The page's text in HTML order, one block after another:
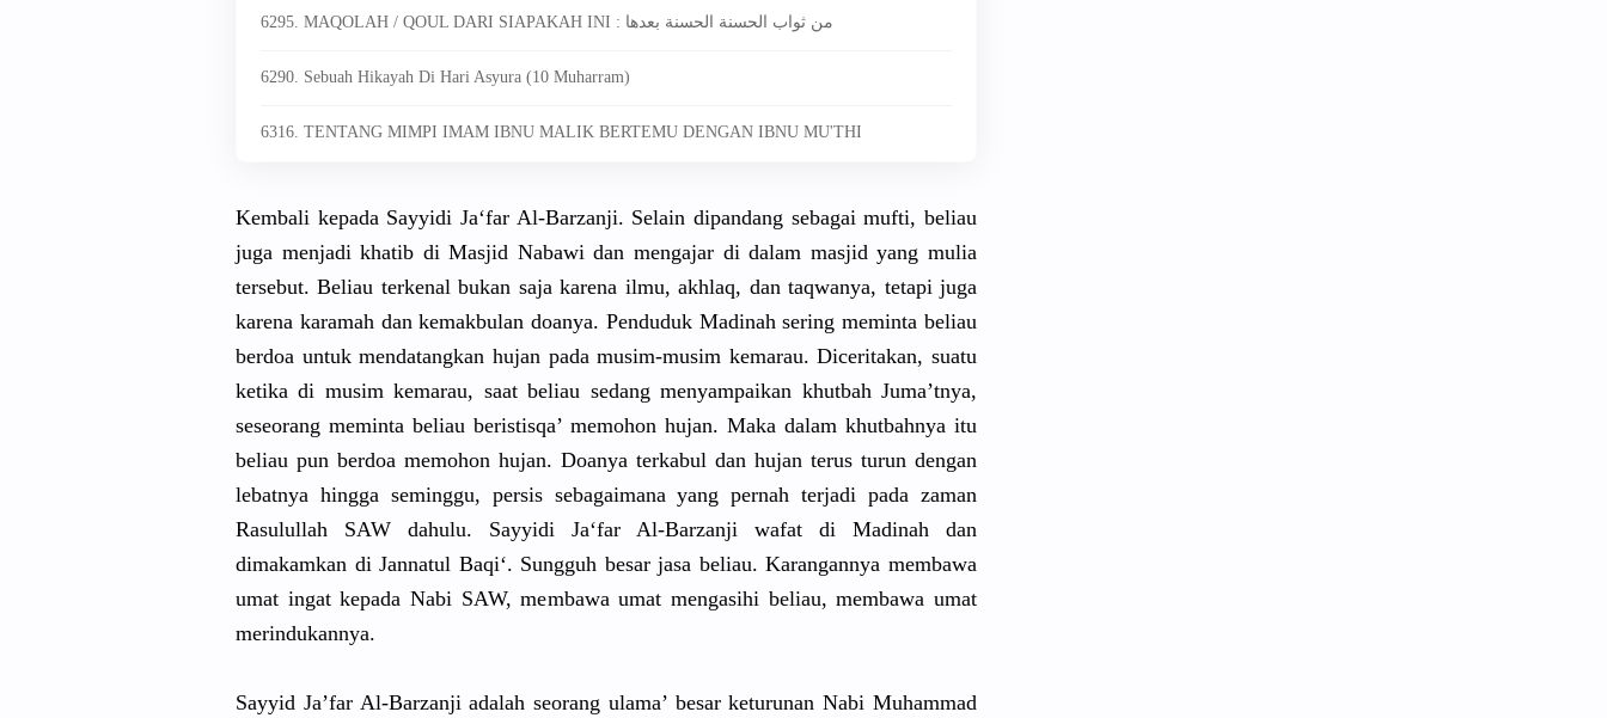
6295. MAQOLAH / QOUL DARI SIAPAKAH INI : من ثواب الحسنة الحسنة بعدها
6290. Sebuah Hikayah Di Hari Asyura (10 Muharram)
6316. TENTANG MIMPI IMAM IBNU MALIK BERTEMU DENGAN IBNU MU'THI
Kembali kepada Sayyidi Ja‘far Al-Barzanji. Selain dipandang sebagai mufti, beliau
juga menjadi khatib di Masjid Nabawi dan mengajar di dalam masjid yang mulia
tersebut. Beliau terkenal bukan saja karena ilmu, akhlaq, dan taqwanya, tetapi juga
karena karamah dan kemakbulan doanya. Penduduk Madinah sering meminta beliau
berdoa untuk mendatangkan hujan pada musim-musim kemarau. Diceritakan, suatu
ketika di musim kemarau, saat beliau sedang menyampaikan khutbah Juma’tnya,
seseorang meminta beliau beristisqa’ memohon hujan. Maka dalam khutbahnya itu
beliau pun berdoa memohon hujan. Doanya terkabul dan hujan terus turun dengan
lebatnya hingga seminggu, persis sebagaimana yang pernah terjadi pada zaman
Rasulullah SAW dahulu. Sayyidi Ja‘far Al-Barzanji wafat di Madinah dan
dimakamkan di Jannatul Baqi‘. Sungguh besar jasa beliau. Karangannya membawa
umat ingat kepada Nabi SAW, membawa umat mengasihi beliau, membawa umat
merindukannya.
Sayyid Ja’far Al-Barzanji adalah seorang ulama’ besar keturunan Nabi Muhammad